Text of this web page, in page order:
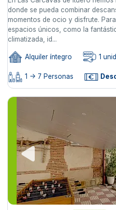
donde se pueda combinar
momentos de ocio y disfrute.
espacios únicos, como la
climatizada, id...
Alquiler íntegro 1
1 -> 7 Personas